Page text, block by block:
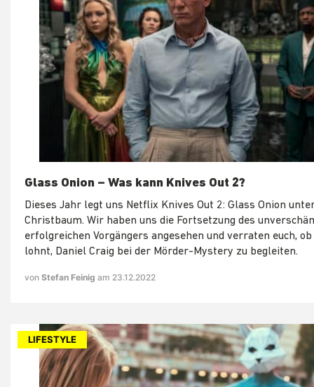
Glass Onion – Was kann Knives Out 2?
Dieses Jahr legt uns Netflix Knives Out 2: Glass Onion
Christbaum. Wir haben uns die Fortsetzung des
erfolgreichen Vorgängers angesehen und verraten euch,
lohnt, Daniel Craig bei der Mörder-Mystery zu begleiten.
von Stefan Feinig am 23.12.2022
LIFESTYLE